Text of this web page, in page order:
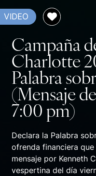
VIDEO
Campaña
Charlotte
Palabra
(Mensaje
7:00 pm)
Declara la Palabra
ofrenda financiera
mensaje por Kenneth
vespertina del día